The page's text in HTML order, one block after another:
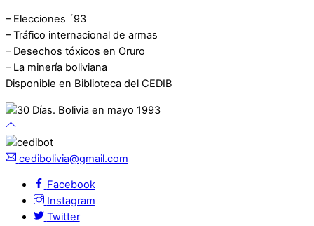
– Elecciones ´93
– Tráfico internacional de armas
– Desechos tóxicos en Oruro
– La minería boliviana
Disponible en Biblioteca del CEDIB
cedibolivia@gmail.com
Facebook
Instagram
Twitter